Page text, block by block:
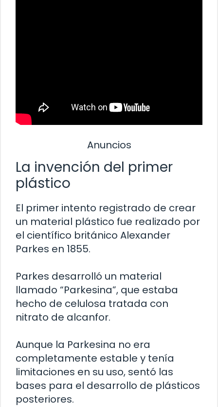
Anuncios
La invención del primer
plástico
El primer intento registrado de crear
un material plástico fue realizado por
el científico británico Alexander
Parkes en 1855.
Parkes desarrolló un material
llamado “Parkesina”, que estaba
hecho de celulosa tratada con
nitrato de alcanfor.
Aunque la Parkesina no era
completamente estable y tenía
limitaciones en su uso, sentó las
bases para el desarrollo de plásticos
posteriores.